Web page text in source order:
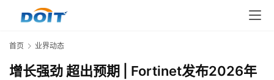
首页 业界动态
增长强劲 超出预期 | Fortinet发布2026年